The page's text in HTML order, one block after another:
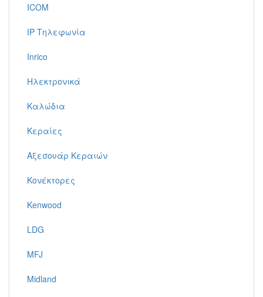
ICOM
IP Τηλεφωνία
Inrico
Ηλεκτρονικά
Καλώδια
Κεραίες
Αξεσουάρ Κεραιών
Κονέκτορες
Kenwood
LDG
MFJ
Midland